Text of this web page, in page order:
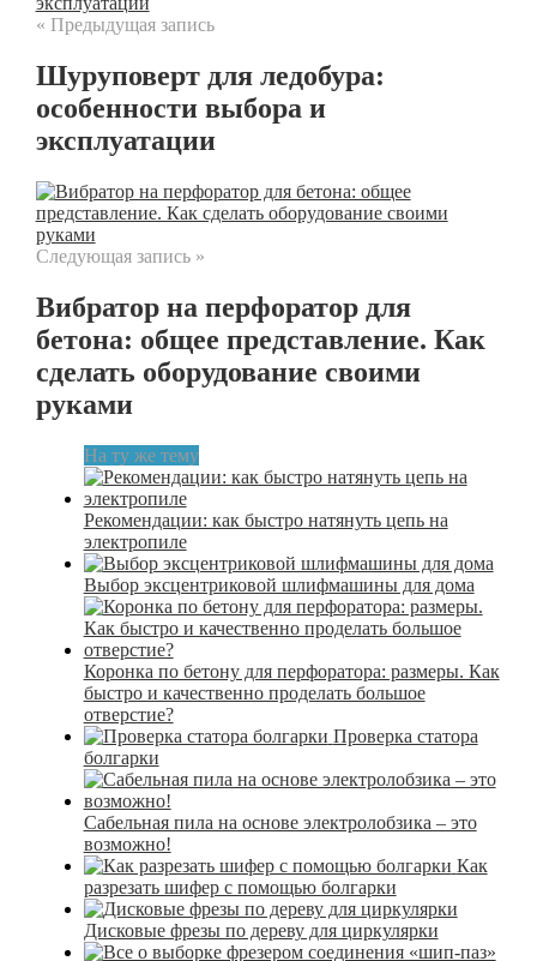
« Предыдущая запись
Шуруповерт для ледобура:
особенности выбора и
эксплуатации
Следующая запись »
Вибратор на перфоратор для
бетона: общее представление. Как
сделать оборудование своими
руками
На ту же тему
Рекомендации: как быстро натянуть цепь на
электропиле
Выбор эксцентриковой шлифмашины для дома
Коронка по бетону для перфоратора: размеры. Как
быстро и качественно проделать большое
отверстие?
Проверка статора
болгарки
Сабельная пила на основе электролобзика – это
возможно!
Как
разрезать шифер с помощью болгарки
Дисковые фрезы по дереву для циркулярки